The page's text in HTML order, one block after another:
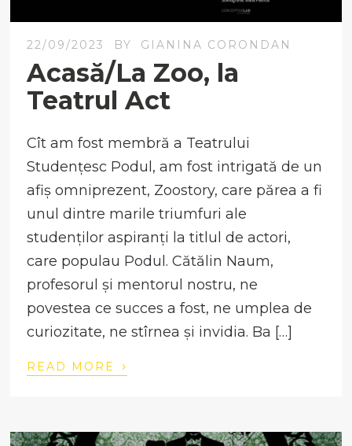
22/09/2023 BY GIANINA CORONDAN
Acasă/La Zoo, la
Teatrul Act
Cît am fost membră a Teatrului
Studențesc Podul, am fost intrigată de un
afiș omniprezent, Zoostory, care părea a fi
unul dintre marile triumfuri ale
studenților aspiranți la titlul de actori,
care populau Podul. Cătălin Naum,
profesorul și mentorul nostru, ne
povestea ce succes a fost, ne umplea de
curiozitate, ne stîrnea și invidia. Ba […]
READ MORE ›